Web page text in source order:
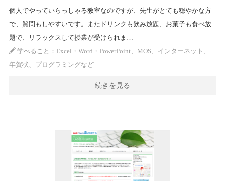
個人でやっていらっしゃる教室なのですが、先生がとても穏やかな方
で、質問もしやすいです。またドリンクも飲み放題、お菓子も食べ放
題で、リラックスして授業が受けられま…
学べること：Excel・Word・PowerPoint、MOS、インターネット、
年賀状、プログラミングなど
続きを見る